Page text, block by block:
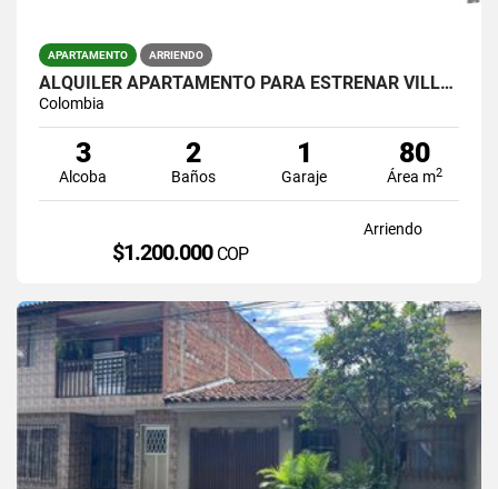
APARTAMENTO ARRIENDO
ALQUILER APARTAMENTO PARA ESTRENAR VILLAS DEL PARQUE JAMUNDI
Colombia
3
Alcoba
2
Baños
1
Garaje
80
Área m2
Arriendo
$1.200.000 COP